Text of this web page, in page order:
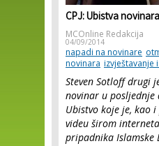
CPJ: Ubistva
MCOnline Redakcija
04/09/2014
napadi na novinare
novinara izvještavanje
Steven Sotloff drugi
novinar u posljednje
Ubistvo koje je, kao
videu širom
pripadnika Islamske